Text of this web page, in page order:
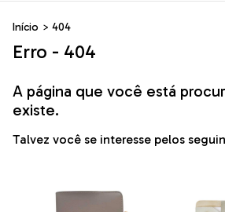
Início > 404
Erro - 404
A página que você está
existe.
Talvez você se interesse pelos